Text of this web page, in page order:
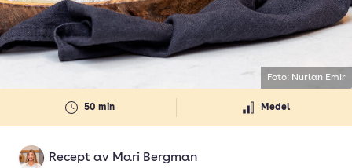
50 min Medel
Recept av Mari Bergman
Foto: Nurlan Emir